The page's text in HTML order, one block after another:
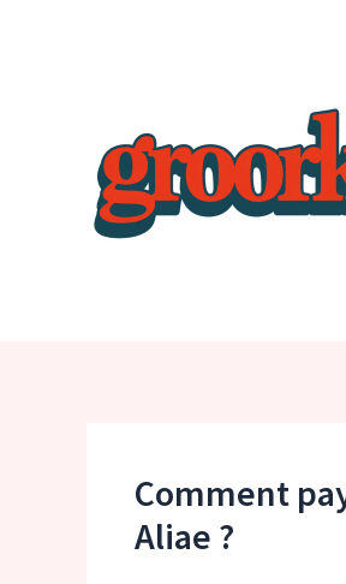
Comment
Aliae ?